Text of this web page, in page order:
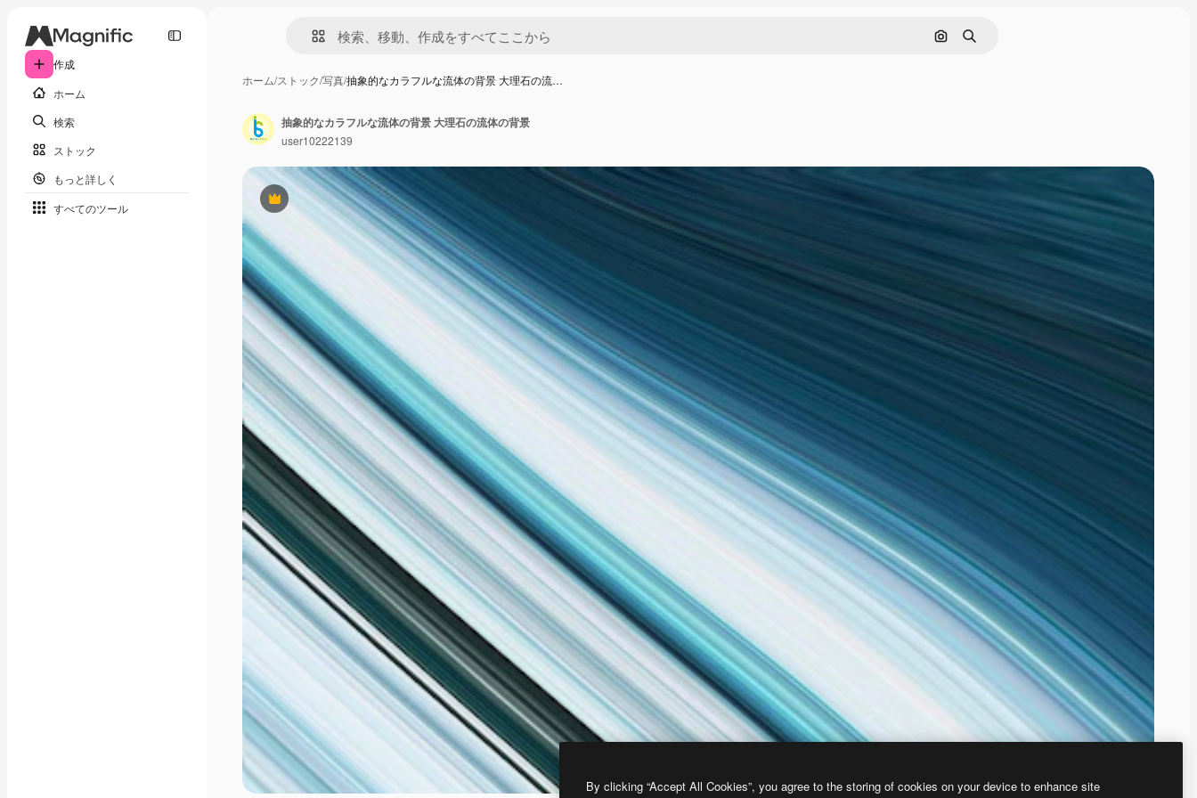
作成
ホーム
検索
ストック
もっと詳しく
すべてのツール
画像で検索
検索
ホーム/ストック/写真/抽象的なカラフルな流体の背景 大理石の流…
Premium
抽象的なカラフルな流体の背景 大理石の流体の背景
user10222139
By clicking “Accept All Cookies”, you agree to the storing of cookies on your device to enhance site